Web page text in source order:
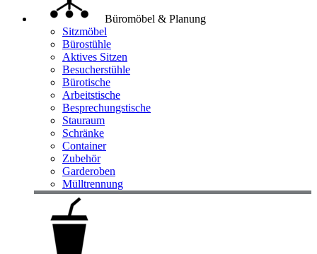
Büromöbel & Planung
Sitzmöbel
Bürostühle
Aktives Sitzen
Besucherstühle
Bürotische
Arbeitstische
Besprechungstische
Stauraum
Schränke
Container
Zubehör
Garderoben
Mülltrennung